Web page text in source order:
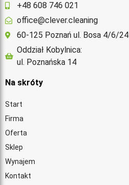
+48 608 746 021
office@clever.cleaning
60-125 Poznań ul. Bosa 4/6/24
Oddział Kobylnica:
ul. Poznańska 14
Na skróty
Start
Firma
Oferta
Sklep
Wynajem
Kontakt